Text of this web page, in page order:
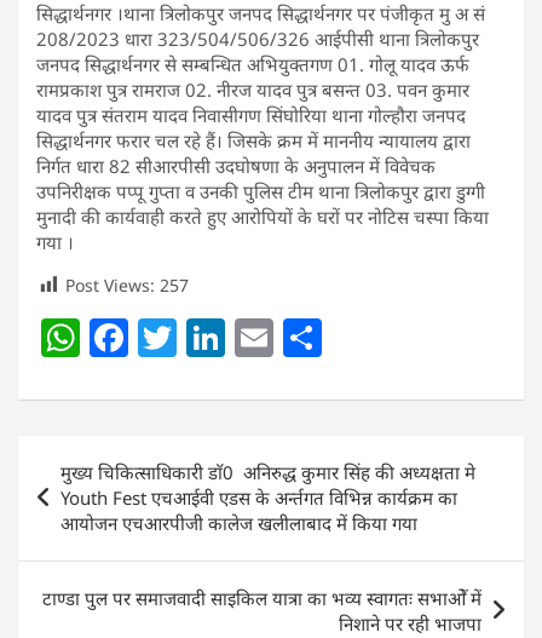
सिद्धार्थनगर ।थाना त्रिलोकपुर जनपद सिद्धार्थनगर पर पंजीकृत मु अ सं
208/2023 धारा 323/504/506/326 आईपीसी थाना त्रिलोकपुर
जनपद सिद्धार्थनगर से सम्बन्धित अभियुक्तगण 01. गोलू यादव ऊर्फ
रामप्रकाश पुत्र रामराज 02. नीरज यादव पुत्र बसन्त 03. पवन कुमार
यादव पुत्र संतराम यादव निवासीगण सिंघोरिया थाना गोल्हौरा जनपद
सिद्धार्थनगर फरार चल रहे हैं। जिसके क्रम में माननीय न्यायालय द्वारा
निर्गत धारा 82 सीआरपीसी उदघोषणा के अनुपालन में विवेचक
उपनिरीक्षक पप्पू गुप्ता व उनकी पुलिस टीम थाना त्रिलोकपुर द्वारा डुग्गी
मुनादी की कार्यवाही करते हुए आरोपियों के घरों पर नोटिस चस्पा किया
गया ।
Post Views: 257
W
at
s
A
p
p
F
c
e
b
o
o
k
T
itt
er
Li
k
e
dI
n
E
ai
l
ar
e
navigation
मुख्य चिकित्साधिकारी डाॅ0 अनिरुद्ध कुमार सिंह की अध्यक्षता मे
Youth Fest एचआईवी एडस के अर्न्तगत विभिन्न कार्यक्रम का
आयोजन एचआरपीजी कालेज खलीलाबाद में किया गया
टाण्डा पुल पर समाजवादी साइकिल यात्रा का भव्य स्वागतः सभाओें में
निशाने पर रही भाजपा